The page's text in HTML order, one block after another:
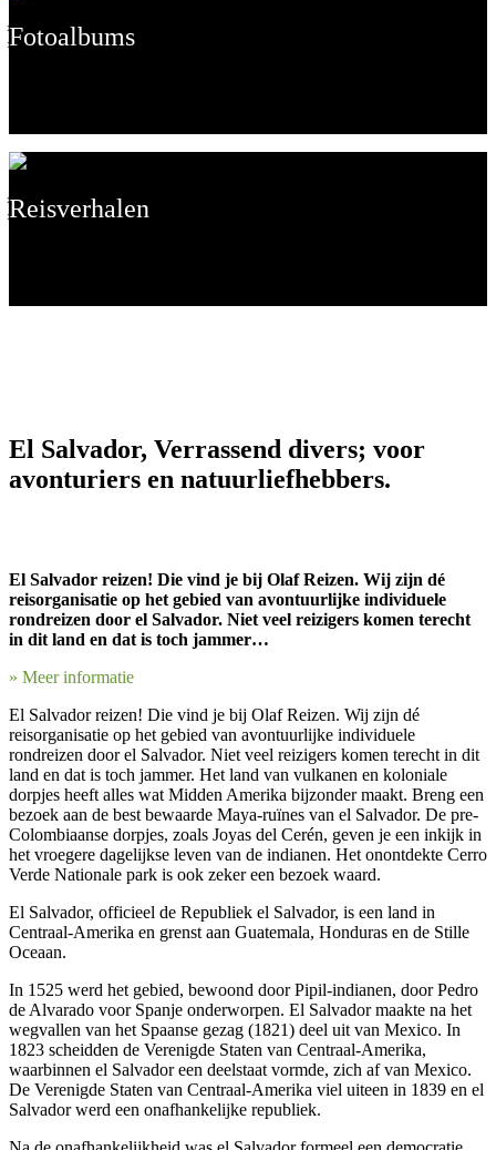
Fotoalbums
Reisverhalen
El Salvador, Verrassend divers; voor
avonturiers en natuurliefhebbers.
El Salvador reizen! Die vind je bij Olaf Reizen. Wij zijn dé
reisorganisatie op het gebied van avontuurlijke individuele
rondreizen door el Salvador. Niet veel reizigers komen terecht
in dit land en dat is toch jammer…
» Meer informatie
El Salvador reizen! Die vind je bij Olaf Reizen. Wij zijn dé
reisorganisatie op het gebied van avontuurlijke individuele
rondreizen door el Salvador. Niet veel reizigers komen terecht in dit
land en dat is toch jammer. Het land van vulkanen en koloniale
dorpjes heeft alles wat Midden Amerika bijzonder maakt. Breng een
bezoek aan de best bewaarde Maya-ruïnes van el Salvador. De pre-
Colombiaanse dorpjes, zoals Joyas del Cerén, geven je een inkijk in
het vroegere dagelijkse leven van de indianen. Het onontdekte Cerro
Verde Nationale park is ook zeker een bezoek waard.
El Salvador, officieel de Republiek el Salvador, is een land in
Centraal-Amerika en grenst aan Guatemala, Honduras en de Stille
Oceaan.
In 1525 werd het gebied, bewoond door Pipil-indianen, door Pedro
de Alvarado voor Spanje onderworpen. El Salvador maakte na het
wegvallen van het Spaanse gezag (1821) deel uit van Mexico. In
1823 scheidden de Verenigde Staten van Centraal-Amerika,
waarbinnen el Salvador een deelstaat vormde, zich af van Mexico.
De Verenigde Staten van Centraal-Amerika viel uiteen in 1839 en el
Salvador werd een onafhankelijke republiek.